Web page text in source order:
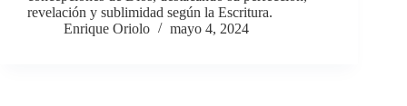
revelación y sublimidad según la Escritura.
Enrique Oriolo
mayo 4, 2024